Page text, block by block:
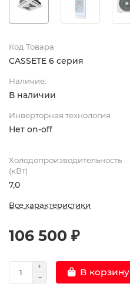
Код Товара
CASSETE 6 серия
Наличие:
В наличии
Инверторная технология
Нет on-off
Холодопроизводительность
(кВт)
7,0
Все характеристики
106 500 ₽
В корзину